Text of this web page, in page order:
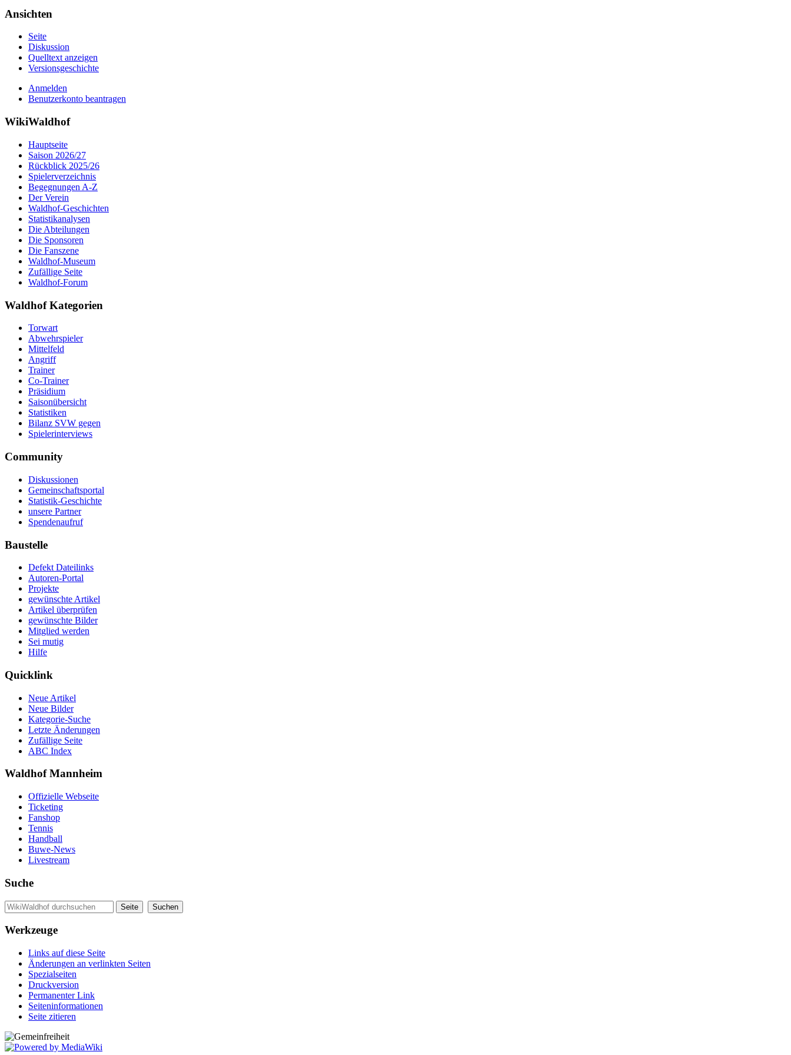
Ansichten
Seite
Diskussion
Quelltext anzeigen
Versionsgeschichte
Anmelden
Benutzerkonto beantragen
WikiWaldhof
Hauptseite
Saison 2026/27
Rückblick 2025/26
Spielerverzeichnis
Begegnungen A-Z
Der Verein
Waldhof-Geschichten
Statistikanalysen
Die Abteilungen
Die Sponsoren
Die Fanszene
Waldhof-Museum
Zufällige Seite
Waldhof-Forum
Waldhof Kategorien
Torwart
Abwehrspieler
Mittelfeld
Angriff
Trainer
Co-Trainer
Präsidium
Saisonübersicht
Statistiken
Bilanz SVW gegen
Spielerinterviews
Community
Diskussionen
Gemeinschaftsportal
Statistik-Geschichte
unsere Partner
Spendenaufruf
Baustelle
Defekt Dateilinks
Autoren-Portal
Projekte
gewünschte Artikel
Artikel überprüfen
gewünschte Bilder
Mitglied werden
Sei mutig
Hilfe
Quicklink
Neue Artikel
Neue Bilder
Kategorie-Suche
Letzte Änderungen
Zufällige Seite
ABC Index
Waldhof Mannheim
Offizielle Webseite
Ticketing
Fanshop
Tennis
Handball
Buwe-News
Livestream
Suche
Werkzeuge
Links auf diese Seite
Änderungen an verlinkten Seiten
Spezialseiten
Druckversion
Permanenter Link
Seiten­informationen
Seite zitieren